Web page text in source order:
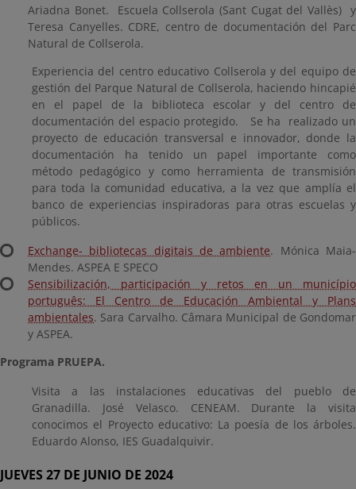
Ariadna Bonet. Escuela Collserola (Sant Cugat del Vallès) y
Teresa Canyelles. CDRE, centro de documentación del Parc
Natural de Collserola.
Experiencia del centro educativo Collserola y del equipo de
gestión del Parque Natural de Collserola, haciendo hincapié
en el papel de la biblioteca escolar y del centro de
documentación del espacio protegido. Se ha realizado un
proyecto de educación transversal e innovador, donde la
documentación ha tenido un papel importante como
método pedagógico y como herramienta de transmisión
para toda la comunidad educativa, a la vez que amplía el
banco de experiencias inspiradoras para otras escuelas y
públicos.
Exchange- bibliotecas digitais de ambiente. Mónica Maia-
Mendes. ASPEA E SPECO
Sensibilización, participación y retos en un município
português: El Centro de Educación Ambiental y Plans
ambientales. Sara Carvalho. Câmara Municipal de Gondomar
y ASPEA.
Programa PRUEPA.
Visita a las instalaciones educativas del pueblo de
Granadilla. José Velasco. CENEAM. Durante la visita
conocimos el Proyecto educativo: La poesía de los árboles.
Eduardo Alonso, IES Guadalquivir.
JUEVES 27 DE JUNIO DE 2024